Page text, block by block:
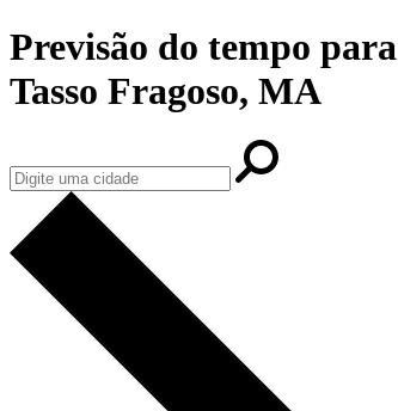
Previsão do tempo para
Tasso Fragoso, MA